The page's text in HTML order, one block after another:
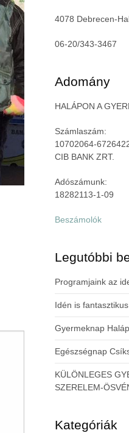
4078 Debrecen-
06-20/343-3467
Adomány
HALÁPON A
Számlaszám:
10702064-
CIB BANK ZRT.
Adószámunk:
18282113-1-09
Beszámolók
Legutóbbi
Programjaink az
Idén is
Gyermeknap
Egészségnap
KÜLÖNLEGES
SZERELEM-
Kategóriák